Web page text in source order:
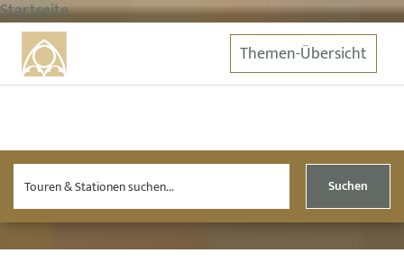
Startseite
Themen-Übersicht
Suchen